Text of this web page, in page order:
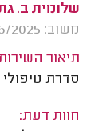
שלומית ב.
משוב: 09/06/2025
תיאור
סדרת
חוות דעת: